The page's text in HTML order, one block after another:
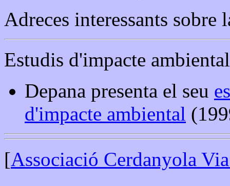
Adreces interessants sobre
Estudis d'impacte
Depana presenta el seu
d'impacte ambiental
[Associació Cerdanyola